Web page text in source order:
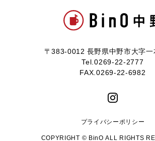
〒383-0012 長野県中野市大字
Tel.0269-22-2777
FAX.0269-22-6982
プライバシーポリシー
COPYRIGHT © BinO ALL RIGHTS